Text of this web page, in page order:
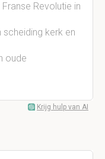
Revolutie in
kerk en
oude
Krijg hulp van AI